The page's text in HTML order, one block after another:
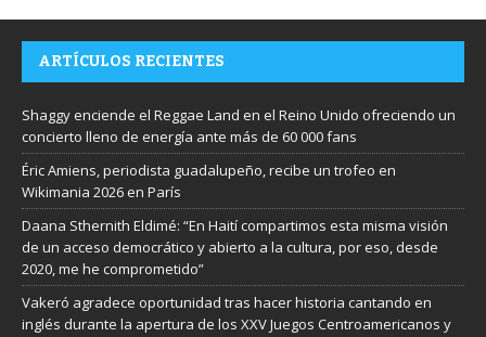
ARTÍCULOS RECIENTES
Shaggy enciende el Reggae Land en el Reino Unido ofreciendo un
concierto lleno de energía ante más de 60 000 fans
Éric Amiens, periodista guadalupeño, recibe un trofeo en
Wikimania 2026 en París
Daana Sthernith Eldimé: “En Haití compartimos esta misma visión
de un acceso democrático y abierto a la cultura, por eso, desde
2020, me he comprometido”
Vakeró agradece oportunidad tras hacer historia cantando en
inglés durante la apertura de los XXV Juegos Centroamericanos y